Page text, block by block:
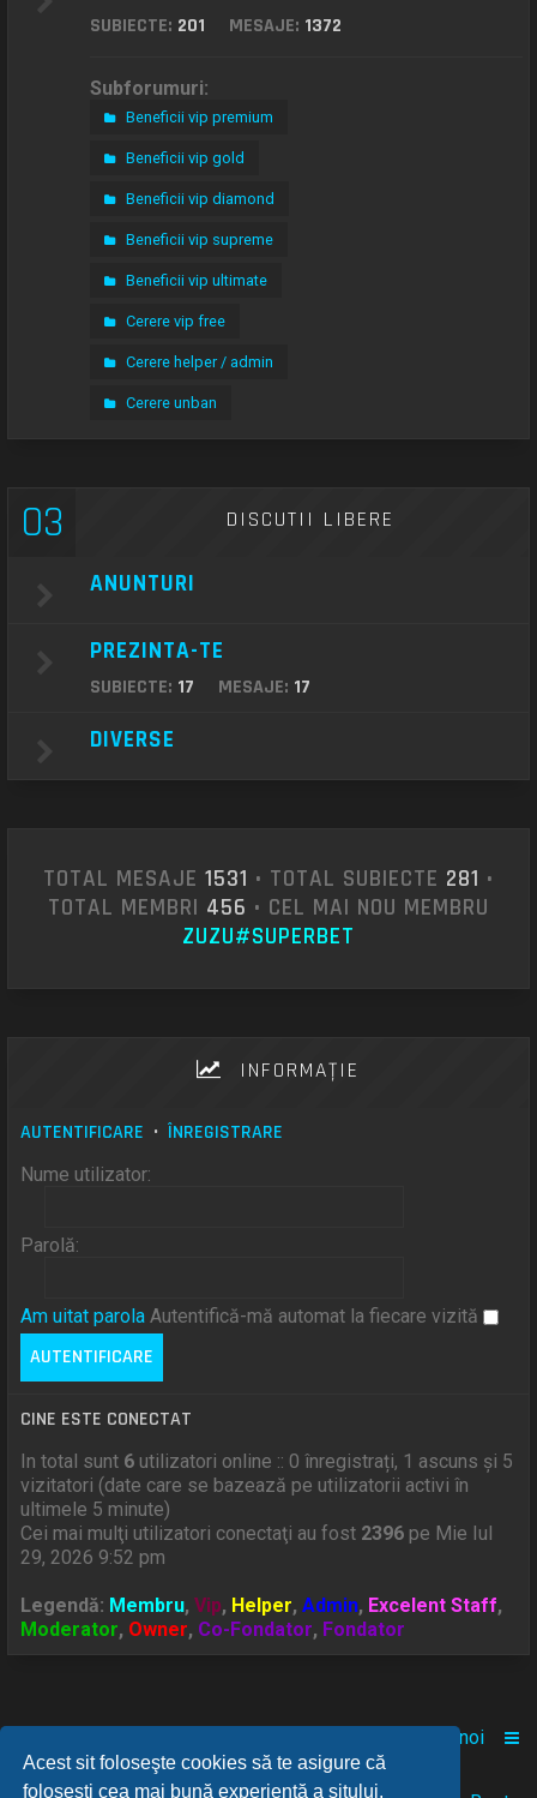
Acest sit foloseşte cookies să te asigure că
foloseşti cea mai bună experienţă a sitului.
SUBIECTE: 201 MESAJE: 1372
Subforumuri:
Beneficii vip premium
Beneficii vip gold
Beneficii vip diamond
Beneficii vip supreme
Beneficii vip ultimate
Cerere vip free
Cerere helper / admin
Cerere unban
03 DISCUTII LIBERE
ANUNTURI
PREZINTA-TE
SUBIECTE: 17 MESAJE: 17
DIVERSE
TOTAL MESAJE 1531 • TOTAL SUBIECTE 281 •
TOTAL MEMBRI 456 • CEL MAI NOU MEMBRU
ZUZU#SUPERBET
INFORMAŢIE
AUTENTIFICARE •ÎNREGISTRARE
Nume utilizator:
Parolă:
Am uitat parola Autentifică-mă automat la fiecare vizită
CINE ESTE CONECTAT
In total sunt 6 utilizatori online :: 0 înregistrați, 1 ascuns și 5
vizitatori (date care se bazează pe utilizatorii activi în
ultimele 5 minute)
Cei mai mulţi utilizatori conectaţi au fost 2396 pe Mie Iul
29, 2026 9:52 pm
Legendă: Membru,Vip, Helper,Admin, Excelent Staff,
Moderator, Owner, Co-Fondator, Fondator
Despre noi